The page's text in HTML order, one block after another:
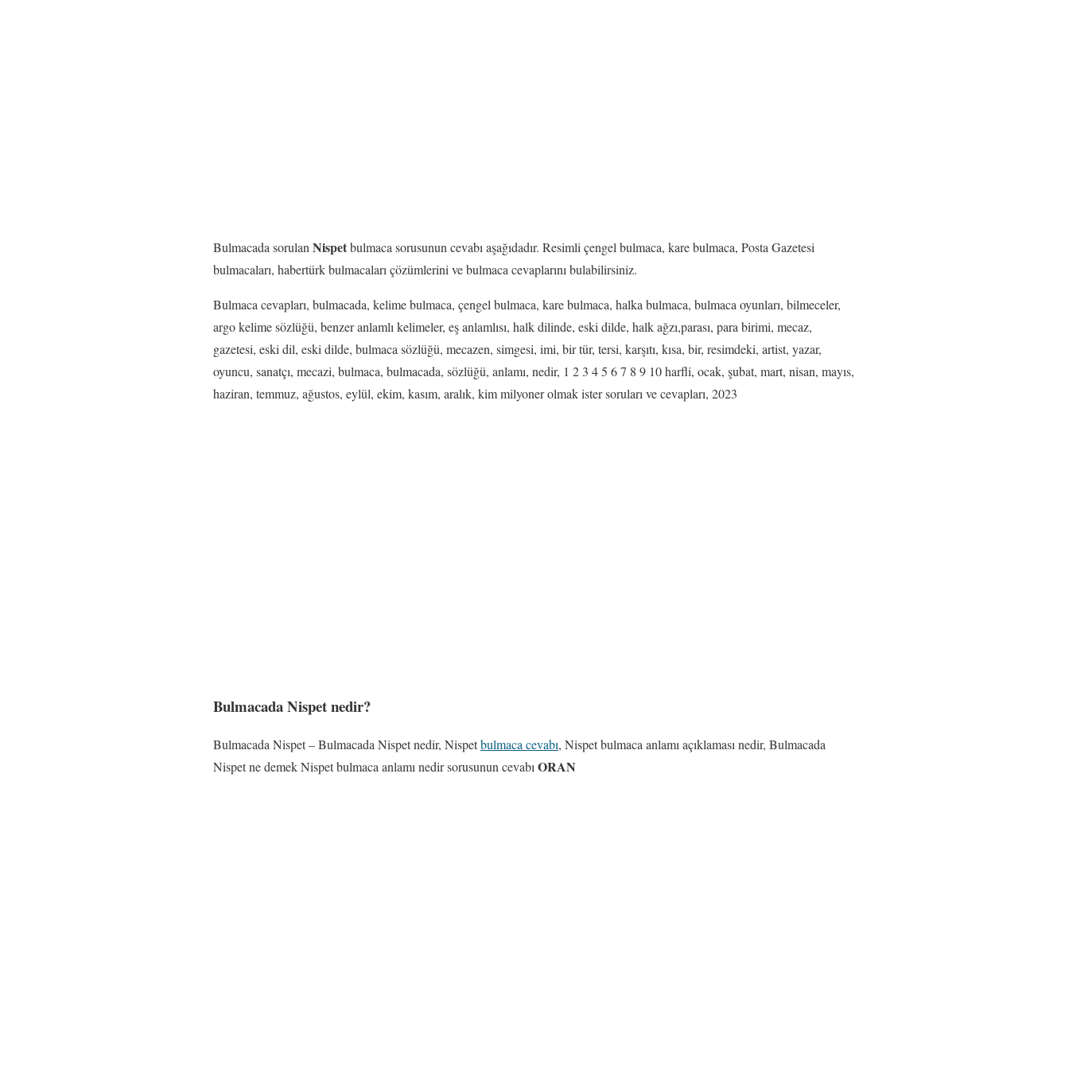
Bulmacada sorulan Nispetbulmaca sorusunun cevabı aşağıdadır. Resimli çengel bulmaca, kare bulmaca, Posta Gazetesi
bulmacaları, habertürk bulmacaları çözümlerini ve bulmaca cevaplarını bulabilirsiniz.
Bulmaca cevapları, bulmacada, kelime bulmaca, çengel bulmaca, kare bulmaca, halka bulmaca, bulmaca oyunları, bilmeceler,
argo kelime sözlüğü, benzer anlamlı kelimeler, eş anlamlısı, halk dilinde, eski dilde, halk ağzı,parası, para birimi, mecaz,
gazetesi, eski dil, eski dilde, bulmaca sözlüğü, mecazen, simgesi, imi, bir tür, tersi, karşıtı, kısa, bir, resimdeki, artist, yazar,
oyuncu, sanatçı, mecazi, bulmaca, bulmacada, sözlüğü, anlamı, nedir, 1 2 3 4 5 6 7 8 9 10 harfli, ocak, şubat, mart, nisan, mayıs,
haziran, temmuz, ağustos, eylül, ekim, kasım, aralık, kim milyoner olmak ister soruları ve cevapları, 2023
Bulmacada Nispet nedir?
Bulmacada Nispet – Bulmacada Nispet nedir, Nispetbulmaca cevabı, Nispet bulmaca anlamı açıklaması nedir, Bulmacada
Nispet ne demek Nispet bulmaca anlamı nedir sorusunun cevabıORAN